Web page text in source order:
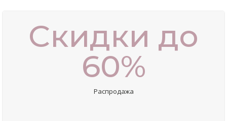
Скидки до
60%
Распродажа